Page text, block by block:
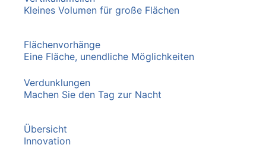
Kleines Volumen für große Flächen
Flächenvorhänge
Eine Fläche, unendliche Möglichkeiten
Verdunklungen
Machen Sie den Tag zur Nacht
Übersicht
Innovation